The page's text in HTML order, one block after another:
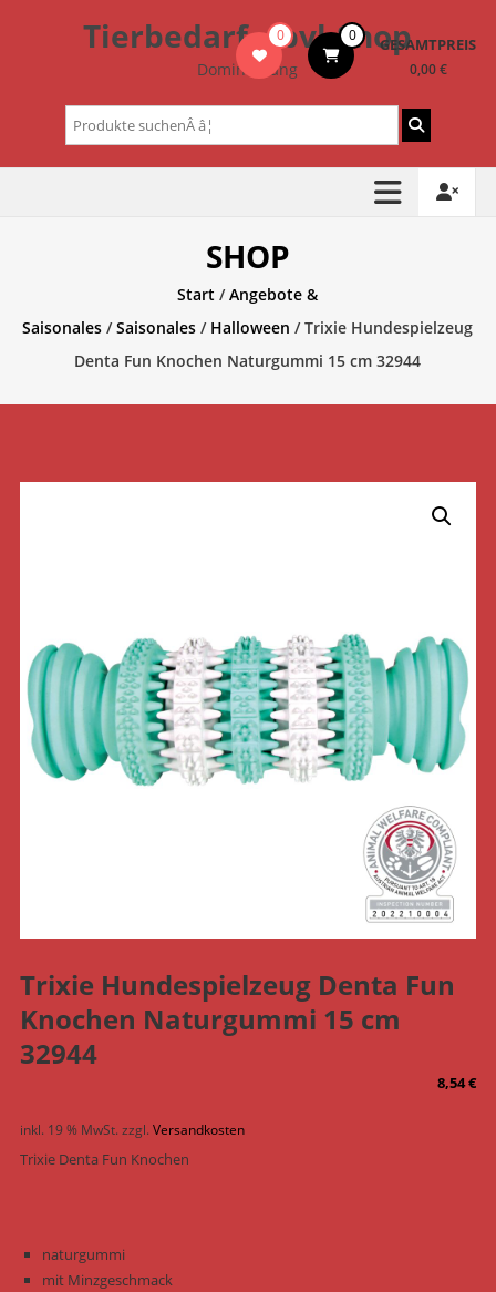
Tierbedarf – bvl-Shop
Dominik Lang
0 0 GESAMTPREIS
0,00 €
Suchen
nach:
SHOP
Start /Angebote &
Saisonales /Saisonales / Halloween / Trixie Hundespielzeug
Denta Fun Knochen Naturgummi 15 cm 32944
Trixie Hundespielzeug Denta Fun
Knochen Naturgummi 15 cm
32944
8,54€
inkl. 19 % MwSt. zzgl. Versandkosten
Trixie Denta Fun Knochen
naturgummi
mit Minzgeschmack